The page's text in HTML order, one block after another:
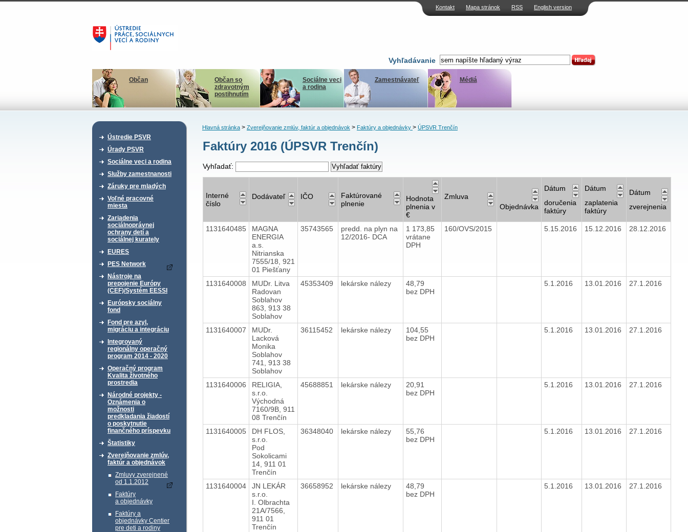
Kontakt Mapa stránok RSS English version
Vyhľadávanie
Občan
Občan so
zdravotným
postihnutím
Sociálne veci
a rodina
Zamestnávateľ Médiá
Ústredie PSVR
Úrady PSVR
Sociálne veci a rodina
Služby zamestnanosti
Záruky pre mladých
Voľné pracovné
miesta
Zariadenia
sociálnoprávnej
ochrany detí a
sociálnej kurately
EURES
PES Network
Nástroje na
prepojenie Európy
(CEF)/Systém EESSI
Európsky sociálny
fond
Fond pre azyl,
migráciu a integráciu
Integrovaný
regionálny operačný
program 2014 - 2020
Operačný program
Kvalita životného
prostredia
Národné projekty -
Oznámenia o
možnosti
predkladania žiadostí
o poskytnutie
finančného príspevku
Štatistiky
Zverejňovanie zmlúv,
faktúr a objednávok
Zmluvy zverejnené
od 1.1.2012
Faktúry
a objednávky
Faktúry a
objednávky Centier
pre deti a rodiny
Hlavná stránka> Zverejňovanie zmlúv, faktúr a objednávok> Faktúry a objednávky > ÚPSVR Trenčín
Faktúry 2016 (ÚPSVR Trenčín)
Vyhľadať:
Interné
číslo
Dodávateľ IČO
Faktúrované
plnenie
Hodnota
plnenia v
€
Zmluva
Objednávka
Dátum
doručenia
faktúry
Dátum
zaplatenia
faktúry
Dátum
zverejnenia
1131640485
MAGNA
ENERGIA
a.s.
Nitrianska
7555/18, 921
01 Piešťany
35743565
predd. na plyn na
12/2016- DCA
1 173,85
vrátane
DPH
160/OVS/2015 5.15.2016 15.12.2016 28.12.2016
1131640008
MUDr. Litva
Radovan
Soblahov
863, 913 38
Soblahov
45353409 lekárske nálezy
48,79
bez DPH
5.1.2016 13.01.2016 27.1.2016
1131640007
MUDr.
Lacková
Monika
Soblahov
741, 913 38
Soblahov
36115452 lekárske nálezy
104,55
bez DPH
5.1.2016 13.01.2016 27.1.2016
1131640006
RELIGIA,
s.r.o.
Východná
7160/9B, 911
08 Trenčín
45688851 lekárske nálezy
20,91
bez DPH
5.1.2016 13.01.2016 27.1.2016
1131640005
DH FLOS,
s.r.o.
Pod
Sokolicami
14, 911 01
Trenčín
36348040 lekárske nálezy
55,76
bez DPH
5.1.2016 13.01.2016 27.1.2016
1131640004
JN LEKÁR
s.r.o.
I. Olbrachta
21A/7566,
911 01
Trenčín
36658952 lekárske nálezy
48,79
bez DPH
5.1.2016 13.01.2016 27.1.2016